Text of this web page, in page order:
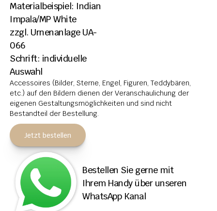
BREITSTEINE
LIEGESTEINE
URNENANLAGEN
LEUCHTGRABMALE
ACCESSOIRES
KONTAKT
ADRESSEN NIEDERLASSUNGEN
ÖFFNUNGSZEITEN
IMPRESSUM
ÜBER LITHOS
HISTORIE
Materialbeispiel: Indian
Impala/MP White
zzgl. Urnenanlage UA-
066
Schrift: individuelle
Auswahl
Accessoires (Bilder, Sterne, Engel, Figuren, Teddybären,
etc.) auf den Bildern dienen der Veranschaulichung der
eigenen Gestaltungsmöglichkeiten und sind nicht
Bestandteil der Bestellung.
Jetzt bestellen
Bestellen Sie gerne mit
Ihrem Handy über unseren
WhatsApp Kanal